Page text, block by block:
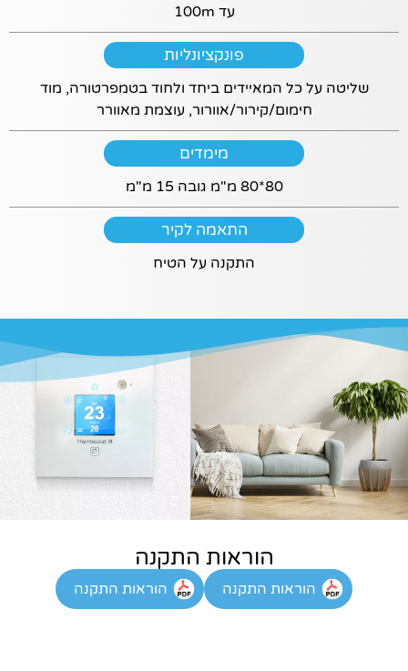
עד 100m
פונקציונליות
שליטה על כל המאיידים ביחד ולחוד בטמפרטורה, מוד
חימום/קירור/אוורור, עוצמת מאוורר
מימדים
80*80 מ"מ גובה 15 מ"מ
התאמה לקיר
התקנה על הטיח
הוראות התקנה
הוראות התקנה הוראות התקנה
YouTube, גוגל
מפס ותכונות
אינטראקטיביות
שימוש בעוגיות
פונקציונליות.
אם לא תאשר/י
חלק
מהפונקציות לא
יוצגו.
העניין
וההתנהגות
שלך בעת
לראות
אישית.